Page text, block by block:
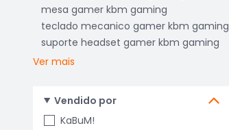
mesa gamer kbm gaming
teclado mecanico gamer kbm gaming
suporte headset gamer kbm gaming
Ver mais
Vendido por
KaBuM!